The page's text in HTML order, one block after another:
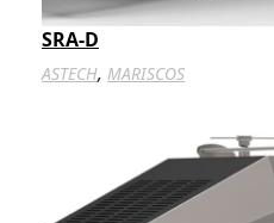
SRA-D
ASTECH, MARISCOS